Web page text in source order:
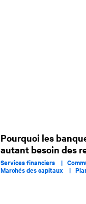
Pourquoi les
autant besoin des
Services financiers |
Marchés des capitaux |